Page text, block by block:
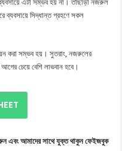
এটা সম্ভব হয় না। তাছাড়া নজরুল
ব্যবসায়ে সিদ্ধান্ত গ্রহণে সকল
করা সম্ভব হয়। সুতরাং, নজরুলের
আগের চেয়ে বেশি লাভবান হবে।
এবং আমাদের সাথে যুক্ত থাকুন ফেইজবুক